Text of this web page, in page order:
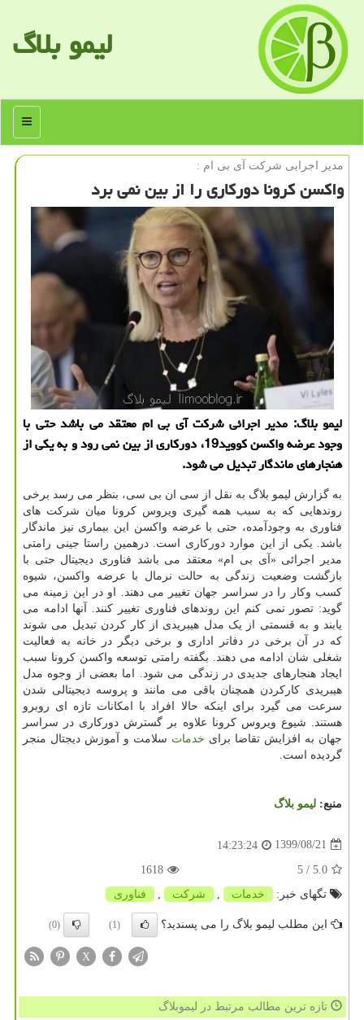
لیمو بلاگ
منو
مدیر اجرایی شركت آی بی ام :
واكسن كرونا دوركاری را از بین نمی برد
لیمو بلاگ: مدیر اجرائی شركت آی بی ام معتقد می باشد حتی با
وجود عرضه واكسن كووید19، دوركاری از بین نمی رود و به یكی از
هنجارهای ماندگار تبدیل می شود.
به گزارش لیمو بلاگ به نقل از سی ان بی سی، بنظر می رسد برخی
روندهایی که به سبب همه گیری ویروس کرونا میان شرکت های
فناوری به وجودآمده، حتی با عرضه واکسن این بیماری نیز ماندگار
باشد. یکی از این موارد دورکاری است. درهمین راستا جینی رامتی
مدیر اجرائی «آی بی ام» معتقد می باشد فناوری دیجیتال حتی با
بازگشت وضعیت زندگی به حالت نرمال با عرضه واکسن، شیوه
کسب وکار را در سراسر جهان تغییر می دهند. او در این زمینه می
گوید: تصور نمی کنم این روندهای فناوری تغییر کنند. آنها ادامه می
یابند و به قسمتی از یک مدل هیبریدی از کار کردن تبدیل می شوند
که در آن برخی در دفاتر اداری و برخی دیگر در خانه به فعالیت
شغلی شان ادامه می دهند. بگفته رامتی توسعه واکسن کرونا سبب
ایجاد هنجارهای جدیدی در زندگی می شود. اما بعضی از وجوه مدل
هیبریدی کارکردن همچنان باقی می مانند و پروسه دیجیتالی شدن
سرعت می گیرد برای اینکه حالا افراد با امکانات تازه ای روبرو
هستند. شیوع ویروس کرونا علاوه بر گسترش دورکاری در سراسر
جهان به افزایش تقاضا برای خدمات سلامت و آموزش دیجتال منجر
گردیده است.
منبع: لیمو بلاگ
1399/08/21
14:23:24
5.0
/ 5
1618
تگهای خبر:
خدمات شركت فناوری
این مطلب لیمو بلاگ را می پسندید؟ (1)
(0)
X
تازه ترین مطالب مرتبط در لیموبلاگ